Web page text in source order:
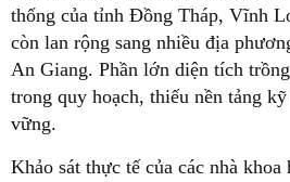
thống của tỉnh Đồng Tháp, Vĩnh
còn lan rộng sang nhiều địa
An Giang. Phần lớn diện tích
trong quy hoạch, thiếu nền tảng
vững.
Khảo sát thực tế của các nhà